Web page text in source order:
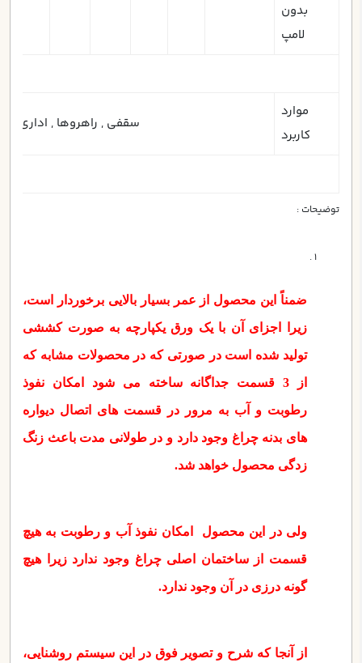
بدون
لامپ
موارد
کاربرد
سقفي , راهروها , اداری ,
توضیحات :
ضمناً این محصول از عمر بسیار بالایی برخوردار است،
زیرا اجزای آن با یک ورق یکپارچه به صورت کششی
تولید شده است در صورتی که در محصولات مشابه که
از 3 قسمت جداگانه ساخته می شود امکان نفوذ
رطوبت و آب به مرور در قسمت های اتصال دیواره
های بدنه چراغ وجود دارد و در طولانی مدت باعث زنگ
زدگی محصول خواهد شد.
ولی در این محصول امکان نفوذ آب و رطوبت به هیچ
قسمت از ساختمان اصلی چراغ وجود ندارد زیرا هیچ
گونه درزی در آن وجود ندارد.
از آنجا که شرح و تصویر فوق در این سیستم روشنایی،